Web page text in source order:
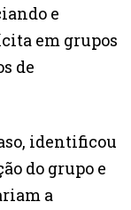
e
em grupos
de
identificou
do grupo e
a